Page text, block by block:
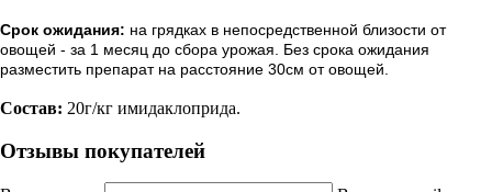
Срок ожидания: на грядках в непосредственной близости от
овощей - за 1 месяц до сбора урожая. Без срока ожидания
разместить препарат на расстояние 30см от овощей.
Состав: 20г/кг имидаклоприда.
Отзывы покупателей